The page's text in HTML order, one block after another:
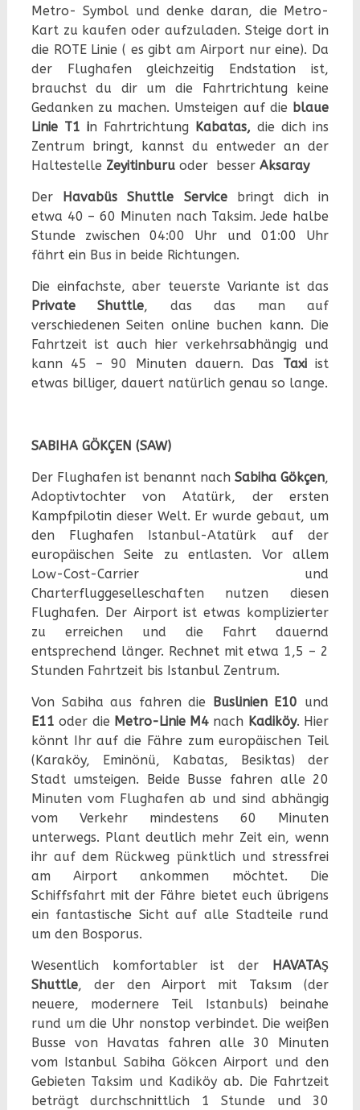
Metro- Symbol und denke daran, die Metro-
Kart zu kaufen oder aufzuladen. Steige dort in
die ROTE Linie ( es gibt am Airport nur eine). Da
der Flughafen gleichzeitig Endstation ist,
brauchst du dir um die Fahrtrichtung keine
Gedanken zu machen. Umsteigen auf die blaue
Linie T1 in Fahrtrichtung Kabatas,die dich ins
Zentrum bringt, kannst du entweder an der
Haltestelle Zeyitinburu oder besser Aksaray
Der Havabüs Shuttle Service bringt dich in
etwa 40 – 60 Minuten nach Taksim. Jede halbe
Stunde zwischen 04:00 Uhr und 01:00 Uhr
fährt ein Bus in beide Richtungen.
Die einfachste, aber teuerste Variante ist das
Private Shuttle, das das man auf
verschiedenen Seiten online buchen kann. Die
Fahrtzeit ist auch hier verkehrsabhängig und
kann 45 – 90 Minuten dauern. Das Taxiist
etwas billiger, dauert natürlich genau so lange.
SABIHA GÖKÇEN (SAW)
Der Flughafen ist benannt nachSabiha Gökçen,
Adoptivtochter von Atatürk, der ersten
Kampfpilotin dieser Welt. Er wurde gebaut, um
den Flughafen Istanbul-Atatürk auf der
europäischen Seite zu entlasten. Vor allem
Low-Cost-Carrier und
Charterfluggeselleschaften nutzen diesen
Flughafen. Der Airport ist etwas komplizierter
zu erreichen und die Fahrt dauernd
entsprechend länger. Rechnet mit etwa 1,5 – 2
Stunden Fahrtzeit bis Istanbul Zentrum.
Von Sabiha aus fahren die Buslinien E10 und
E11 oder die Metro-Linie M4 nach Kadiköy. Hier
könnt Ihr auf die Fähre zum europäischen Teil
(Karaköy, Eminönü, Kabatas, Besiktas) der
Stadt umsteigen. Beide Busse fahren alle 20
Minuten vom Flughafen ab und sind abhängig
vom Verkehr mindestens 60 Minuten
unterwegs. Plant deutlich mehr Zeit ein, wenn
ihr auf dem Rückweg pünktlich und stressfrei
am Airport ankommen möchtet. Die
Schiffsfahrt mit der Fähre bietet euch übrigens
ein fantastische Sicht auf alle Stadteile rund
um den Bosporus.
Wesentlich komfortabler ist der
HAVATAŞ
Shuttle, der den Airport mit Taksım (der
neuere, modernere Teil Istanbuls) beinahe
rund um die Uhr nonstop verbindet. Die weißen
Busse von Havatas fahren alle 30 Minuten
vom Istanbul Sabiha Gökcen Airport und den
Gebieten Taksim und Kadiköy ab. Die Fahrtzeit
beträgt durchschnittlich 1 Stunde und 30